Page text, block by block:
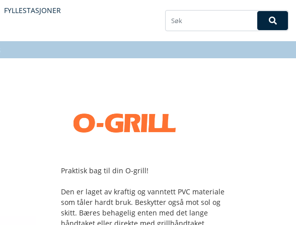
FYLLESTASJONER
Praktisk bag til din O-grill!
Den er laget av kraftig og vanntett PVC materiale
som tåler hardt bruk. Beskytter også mot sol og
skitt. Bæres behagelig enten med det lange